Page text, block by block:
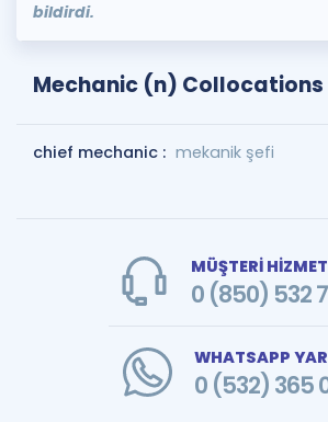
bildirdi.
Mechanic (n) Collocations
chief mechanic : mekanik şefi
MÜŞTERİ
0 (850) 532
WHATSAPP
0 (532) 365